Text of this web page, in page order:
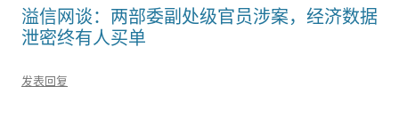
溢信网谈：两部委副处级官员涉案，经济数据
泄密终有人买单
发表回复